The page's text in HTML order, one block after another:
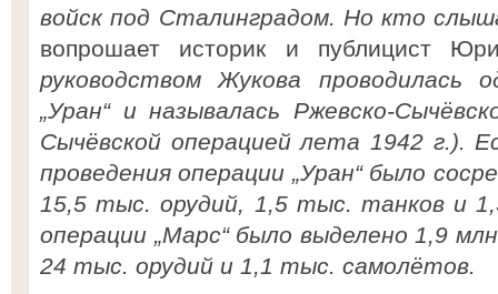
войск под Сталинградом. Но кто
вопрошает историк и публицист
руководством Жукова проводилась
„Уран“ и называлась Ржевско-
Сычёвской операцией лета 1942 г.).
проведения операции „Уран“ было
15,5 тыс. орудий, 1,5 тыс. танков и
операции „Марс“ было выделено 1,9
24 тыс. орудий и 1,1 тыс. самолётов.